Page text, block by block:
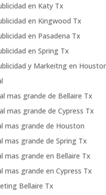
en Katy Tx
en Kingwood Tx
en Pasadena Tx
en Spring Tx
y Markeitng en
mas grande de Bellaire Tx
mas grande de Cypress Tx
mas grande de Houston
mas grande de Spring Tx
mas grande en Bellaire Tx
mas grande en Cypress Tx
Bellaire Tx